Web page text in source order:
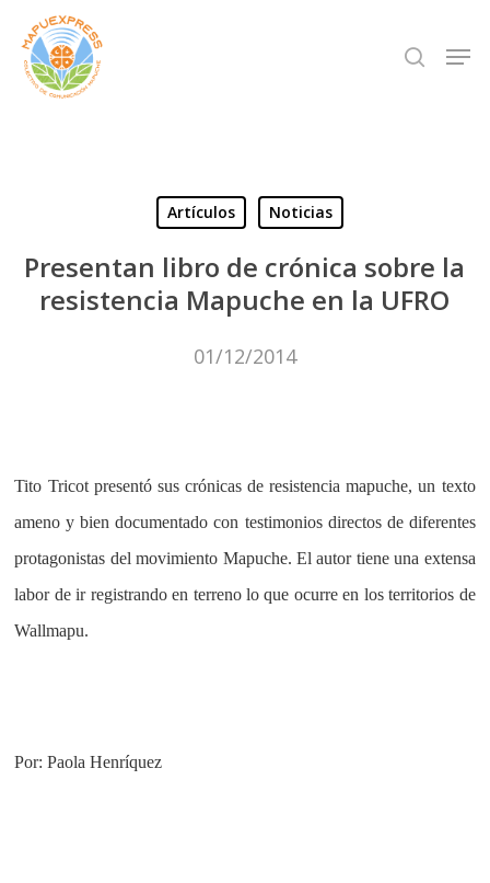
Skip
main
search
Artículos Noticias
Presentan libro de crónica sobre la
resistencia Mapuche en la UFRO
01/12/2014
Tito Tricot presentó sus crónicas de resistencia mapuche, un texto
ameno y bien documentado con testimonios directos de diferentes
protagonistas del movimiento Mapuche. El autor tiene una extensa
labor de ir registrando en terreno lo que ocurre en los territorios de
Wallmapu.
Por: Paola Henríquez
Close